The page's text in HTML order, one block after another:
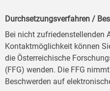
Durchsetzungsverfahren /
Bei nicht zufriedenstellenden
Kontaktmöglichkeit können
die Österreichische
(FFG) wenden. Die FFG
Beschwerden auf